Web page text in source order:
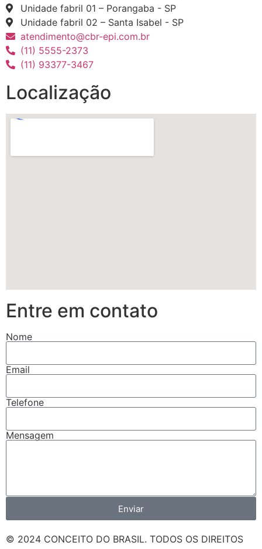
Unidade fabril 01 – Porangaba - SP
Unidade fabril 02 – Santa Isabel - SP
atendimento@cbr-epi.com.br
(11) 5555-2373
(11) 93377-3467
Localização
Entre em contato
Nome
Email
Telefone
Mensagem
Enviar
© 2024 CONCEITO DO BRASIL. TODOS OS DIREITOS